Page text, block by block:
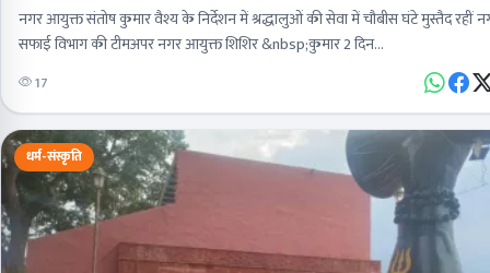
नगर आयुक्त संतोष कुमार वैश्य के निर्देशन में श्रद्धालुओं की सेवा में चौबीस घंटे मुस्तैद रहीं
सफाई विभाग की टीमअपर नगर आयुक्त शिशिर &nbsp;कुमार 2 दिन…
17
धर्म-संस्कृति